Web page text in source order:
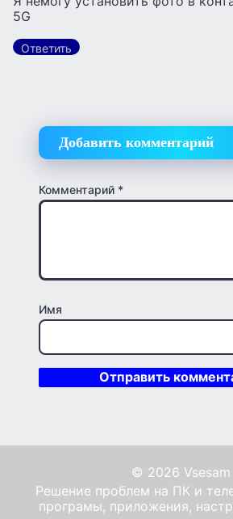
5G
Ответить
Добавить комментарий
Комментарий *
Имя
© 2026 Vsesam
Решение проблем на ПК и
програмы, приложения,